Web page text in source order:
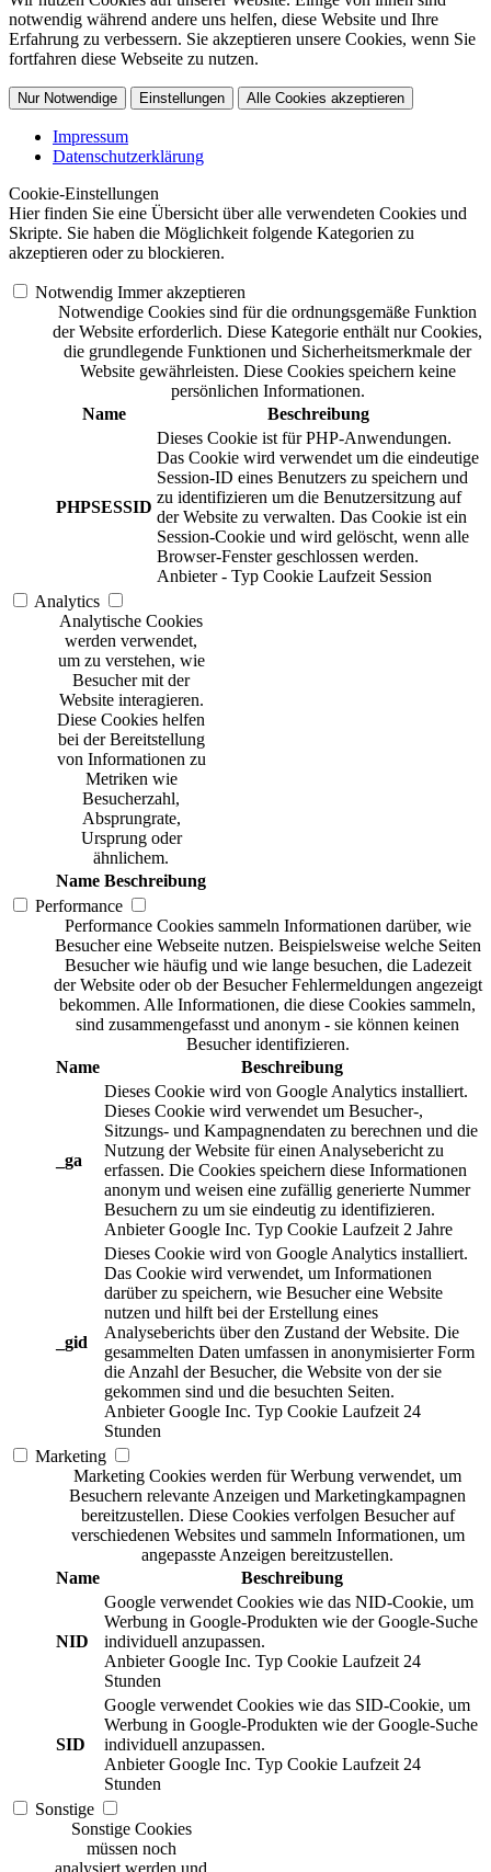
notwendig während andere uns helfen, diese Website und Ihre
Erfahrung zu verbessern. Sie akzeptieren unsere Cookies, wenn Sie
fortfahren diese Webseite zu nutzen.
Nur Notwendige Einstellungen Alle Cookies akzeptieren
Impressum
Datenschutzerklärung
Cookie-Einstellungen
Hier finden Sie eine Übersicht über alle verwendeten Cookies und
Skripte. Sie haben die Möglichkeit folgende Kategorien zu
akzeptieren oder zu blockieren.
Notwendig Immer akzeptieren
Notwendige Cookies sind für die ordnungsgemäße Funktion
der Website erforderlich. Diese Kategorie enthält nur Cookies,
die grundlegende Funktionen und Sicherheitsmerkmale der
Website gewährleisten. Diese Cookies speichern keine
persönlichen Informationen.
Name
Beschreibung
PHPSESSID
Dieses Cookie ist für PHP-Anwendungen.
Das Cookie wird verwendet um die eindeutige
Session-ID eines Benutzers zu speichern und
zu identifizieren um die Benutzersitzung auf
der Website zu verwalten. Das Cookie ist ein
Session-Cookie und wird gelöscht, wenn alle
Browser-Fenster geschlossen werden.
Anbieter - Typ Cookie Laufzeit Session
Analytics
Analytische Cookies
werden verwendet,
um zu verstehen, wie
Besucher mit der
Website interagieren.
Diese Cookies helfen
bei der Bereitstellung
von Informationen zu
Metriken wie
Besucherzahl,
Absprungrate,
Ursprung oder
ähnlichem.
Name Beschreibung
Performance
Performance Cookies sammeln Informationen darüber, wie
Besucher eine Webseite nutzen. Beispielsweise welche Seiten
Besucher wie häufig und wie lange besuchen, die Ladezeit
der Website oder ob der Besucher Fehlermeldungen angezeigt
bekommen. Alle Informationen, die diese Cookies sammeln,
sind zusammengefasst und anonym - sie können keinen
Besucher identifizieren.
Name
Beschreibung
_ga
Dieses Cookie wird von Google Analytics installiert.
Dieses Cookie wird verwendet um Besucher-,
Sitzungs- und Kampagnendaten zu berechnen und die
Nutzung der Website für einen Analysebericht zu
erfassen. Die Cookies speichern diese Informationen
anonym und weisen eine zufällig generierte Nummer
Besuchern zu um sie eindeutig zu identifizieren.
Anbieter Google Inc. Typ Cookie Laufzeit 2 Jahre
_gid
Dieses Cookie wird von Google Analytics installiert.
Das Cookie wird verwendet, um Informationen
darüber zu speichern, wie Besucher eine Website
nutzen und hilft bei der Erstellung eines
Analyseberichts über den Zustand der Website. Die
gesammelten Daten umfassen in anonymisierter Form
die Anzahl der Besucher, die Website von der sie
gekommen sind und die besuchten Seiten.
Anbieter Google Inc. Typ Cookie Laufzeit 24
Stunden
Marketing
Marketing Cookies werden für Werbung verwendet, um
Besuchern relevante Anzeigen und Marketingkampagnen
bereitzustellen. Diese Cookies verfolgen Besucher auf
verschiedenen Websites und sammeln Informationen, um
angepasste Anzeigen bereitzustellen.
Name
Beschreibung
NID
Google verwendet Cookies wie das NID-Cookie, um
Werbung in Google-Produkten wie der Google-Suche
individuell anzupassen.
Anbieter Google Inc. Typ Cookie Laufzeit 24
Stunden
SID
Google verwendet Cookies wie das SID-Cookie, um
Werbung in Google-Produkten wie der Google-Suche
individuell anzupassen.
Anbieter Google Inc. Typ Cookie Laufzeit 24
Stunden
Sonstige
Sonstige Cookies
müssen noch
analysiert werden und